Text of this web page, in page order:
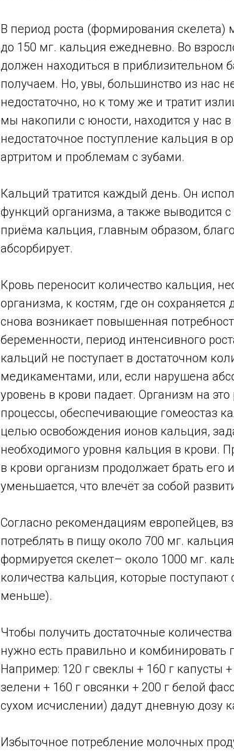
В период роста (формирования
до 150 мг. кальция ежедневно. Во
должен находиться в приблизительном
получаем. Но, увы, большинство из нас
недостаточно, но к тому же и тратит
мы накопили с юности, находится у нас в
недостаточное поступление кальция в
артритом и проблемам с зубами.
Кальций тратится каждый день. Он
функций организма, а также выводится
приёма кальция, главным образом,
абсорбирует.
Кровь переносит количество кальция,
организма, к костям, где он
снова возникает повышенная
беременности, период интенсивного
кальций не поступает в достаточном
медикаментами, или, если нарушена
уровень в крови падает. Организм на
процессы, обеспечивающие гомеостаз
целью освобождения ионов кальция,
необходимого уровня кальция в крови.
в крови организм продолжает брать его
уменьшается, что влечёт за собой
Согласно рекомендациям европейцев,
потреблять в пищу около 700 мг.
формируется скелет– около 1000 мг.
количества кальция, которые
меньше).
Чтобы получить достаточные
нужно есть правильно и комбинировать
Например: 120 г свеклы + 160 г капусты
зелени + 160 г овсянки + 200 г белой
сухом исчислении) дадут дневную дозу
Избыточное потребление молочных